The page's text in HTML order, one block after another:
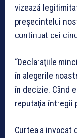
vizează
preşedintelui
continuat cei
“Declaraţiile
în alegerile
în decizie. Când
reputaţia întregii
Curtea a invocat